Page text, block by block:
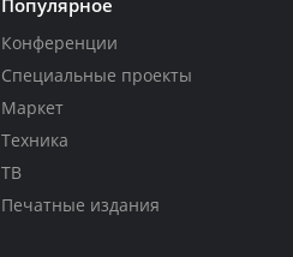
Конференции
Специальные проекты
Маркет
Техника
ТВ
Печатные издания